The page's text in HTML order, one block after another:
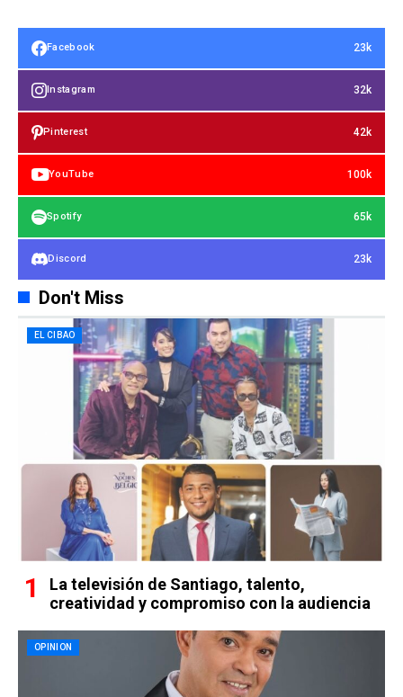
Facebook 23k
Instagram 32k
Pinterest 42k
YouTube 100k
Spotify 65k
Discord 23k
Don't Miss
EL CIBAO
La televisión de Santiago, talento,
creatividad y compromiso con la audiencia
OPINION